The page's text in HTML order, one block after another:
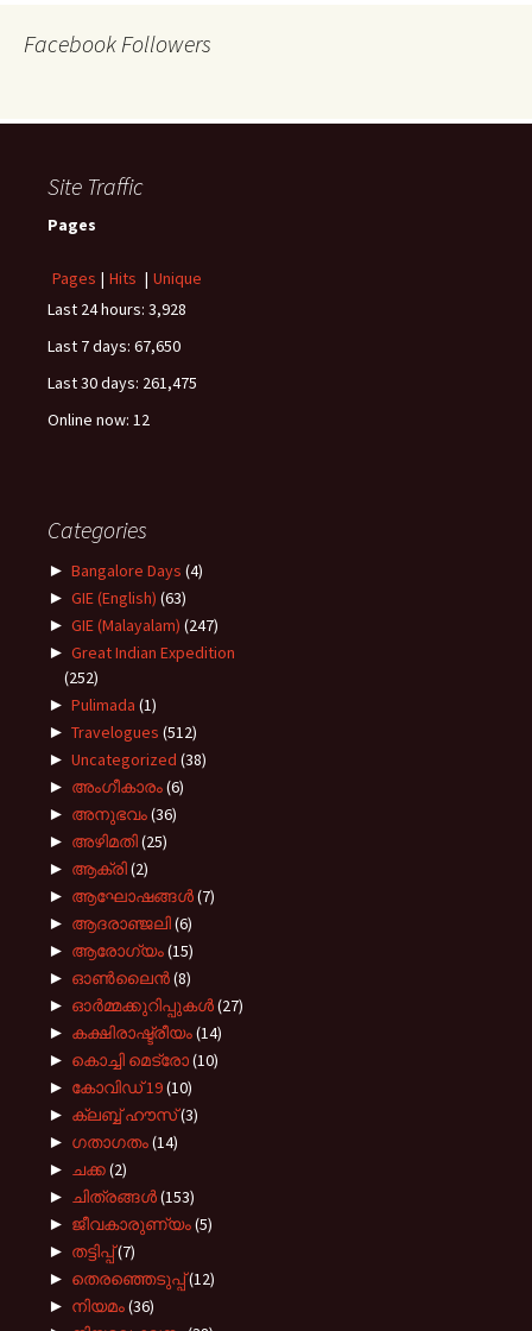
Facebook Followers
Site Traffic
Pages
Pages | Hits | Unique
Last 24 hours: 3,928
Last 7 days: 67,650
Last 30 days: 261,475
Online now: 12
Categories
► Bangalore Days (4)
► GIE (English) (63)
► GIE (Malayalam) (247)
► Great Indian Expedition
(252)
► Pulimada (1)
► Travelogues (512)
► Uncategorized (38)
► അംഗീകാരം(6)
► അനുഭവം(36)
► അഴിമതി(25)
► ആക്രി(2)
► ആഘോഷങ്ങൾ(7)
► ആദരാഞ്ജലി(6)
► ആരോഗ്യം(15)
► ഓൺലൈൻ(8)
► ഓർമ്മക്കുറിപ്പുകൾ(27)
► കക്ഷിരാഷ്ട്രീയം(14)
► കൊച്ചി മെട്രോ(10)
► കോവിഡ് 19(10)
► ക്ലബ്ബ് ഹൗസ്(3)
► ഗതാഗതം(14)
► ചക്ക(2)
► ചിത്രങ്ങൾ(153)
► ജീവകാരുണ്യം(5)
► തട്ടിപ്പ്(7)
► തെരഞ്ഞെടുപ്പ്(12)
► നിയമം(36)